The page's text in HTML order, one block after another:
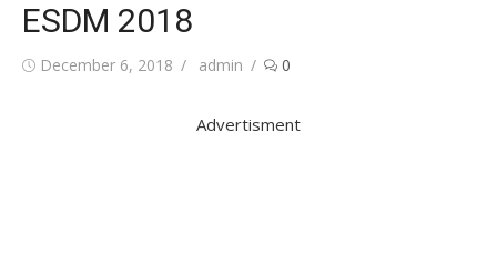
ESDM 2018
Posted
December 6, 2018 Author
admin 0
Advertisment